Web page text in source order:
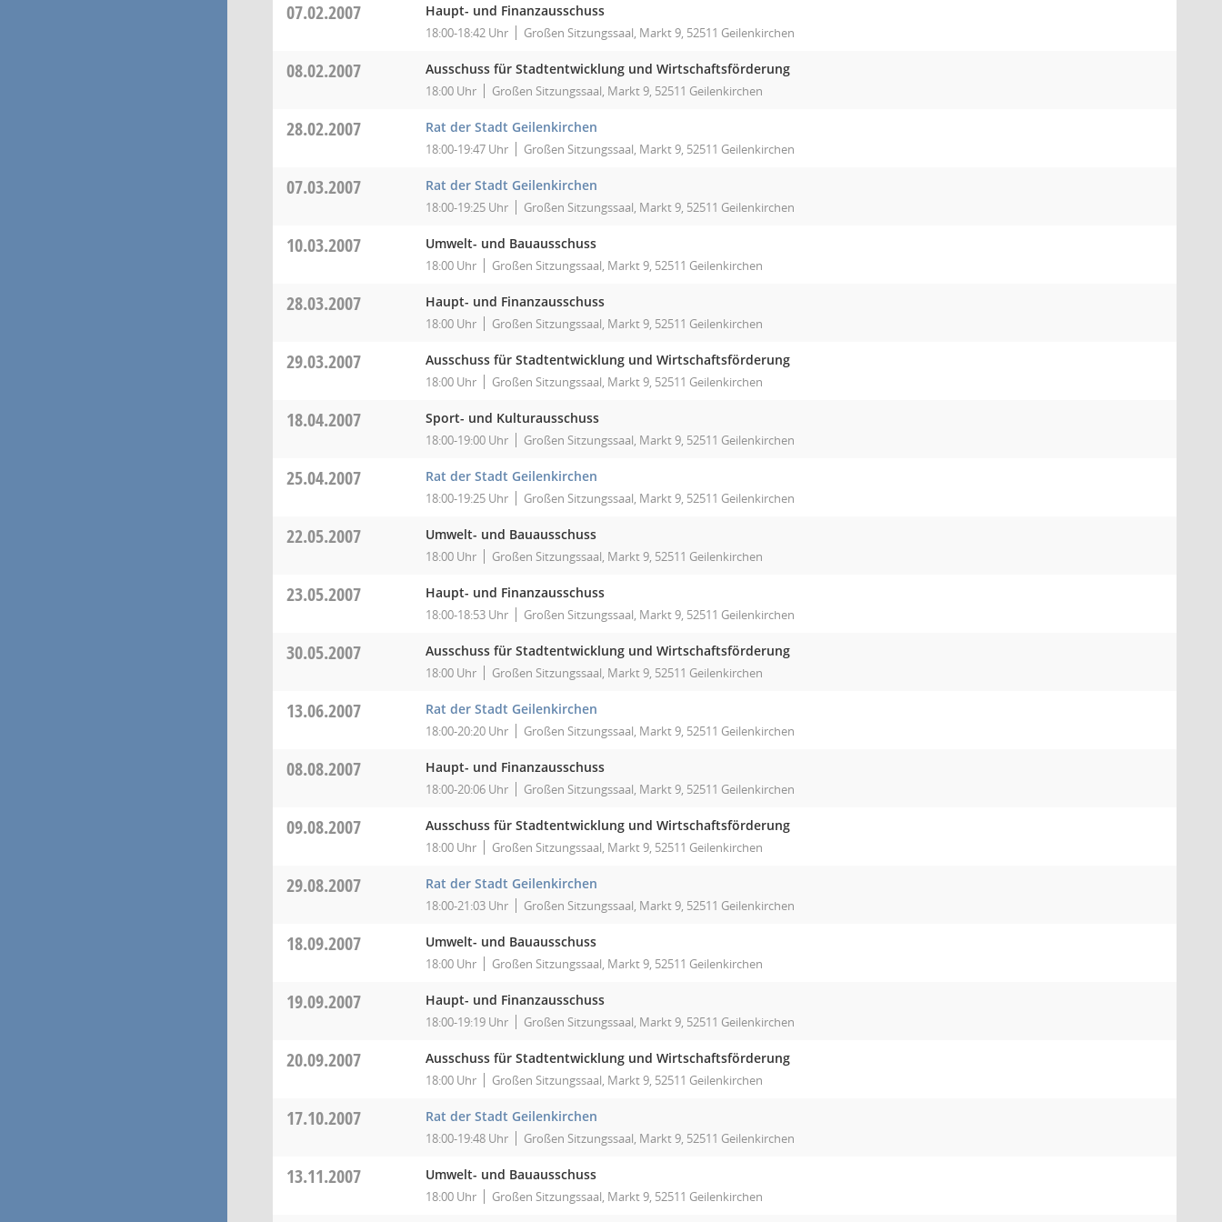
07.02.2007 Haupt- und Finanzausschuss
18:00-18:42 Uhr Großen Sitzungssaal, Markt 9, 52511 Geilenkirchen
08.02.2007 Ausschuss für Stadtentwicklung und Wirtschaftsförderung
18:00 Uhr Großen Sitzungssaal, Markt 9, 52511 Geilenkirchen
28.02.2007 Rat der Stadt Geilenkirchen
18:00-19:47 Uhr Großen Sitzungssaal, Markt 9, 52511 Geilenkirchen
07.03.2007 Rat der Stadt Geilenkirchen
18:00-19:25 Uhr Großen Sitzungssaal, Markt 9, 52511 Geilenkirchen
10.03.2007 Umwelt- und Bauausschuss
18:00 Uhr Großen Sitzungssaal, Markt 9, 52511 Geilenkirchen
28.03.2007 Haupt- und Finanzausschuss
18:00 Uhr Großen Sitzungssaal, Markt 9, 52511 Geilenkirchen
29.03.2007 Ausschuss für Stadtentwicklung und Wirtschaftsförderung
18:00 Uhr Großen Sitzungssaal, Markt 9, 52511 Geilenkirchen
18.04.2007 Sport- und Kulturausschuss
18:00-19:00 Uhr Großen Sitzungssaal, Markt 9, 52511 Geilenkirchen
25.04.2007 Rat der Stadt Geilenkirchen
18:00-19:25 Uhr Großen Sitzungssaal, Markt 9, 52511 Geilenkirchen
22.05.2007 Umwelt- und Bauausschuss
18:00 Uhr Großen Sitzungssaal, Markt 9, 52511 Geilenkirchen
23.05.2007 Haupt- und Finanzausschuss
18:00-18:53 Uhr Großen Sitzungssaal, Markt 9, 52511 Geilenkirchen
30.05.2007 Ausschuss für Stadtentwicklung und Wirtschaftsförderung
18:00 Uhr Großen Sitzungssaal, Markt 9, 52511 Geilenkirchen
13.06.2007 Rat der Stadt Geilenkirchen
18:00-20:20 Uhr Großen Sitzungssaal, Markt 9, 52511 Geilenkirchen
08.08.2007 Haupt- und Finanzausschuss
18:00-20:06 Uhr Großen Sitzungssaal, Markt 9, 52511 Geilenkirchen
09.08.2007 Ausschuss für Stadtentwicklung und Wirtschaftsförderung
18:00 Uhr Großen Sitzungssaal, Markt 9, 52511 Geilenkirchen
29.08.2007 Rat der Stadt Geilenkirchen
18:00-21:03 Uhr Großen Sitzungssaal, Markt 9, 52511 Geilenkirchen
18.09.2007 Umwelt- und Bauausschuss
18:00 Uhr Großen Sitzungssaal, Markt 9, 52511 Geilenkirchen
19.09.2007 Haupt- und Finanzausschuss
18:00-19:19 Uhr Großen Sitzungssaal, Markt 9, 52511 Geilenkirchen
20.09.2007 Ausschuss für Stadtentwicklung und Wirtschaftsförderung
18:00 Uhr Großen Sitzungssaal, Markt 9, 52511 Geilenkirchen
17.10.2007 Rat der Stadt Geilenkirchen
18:00-19:48 Uhr Großen Sitzungssaal, Markt 9, 52511 Geilenkirchen
13.11.2007 Umwelt- und Bauausschuss
18:00 Uhr Großen Sitzungssaal, Markt 9, 52511 Geilenkirchen